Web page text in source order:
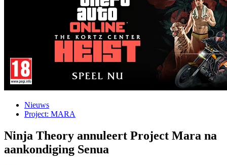
Nieuws
Project: MARA
Ninja Theory annuleert Project Mara na
aankondiging Senua